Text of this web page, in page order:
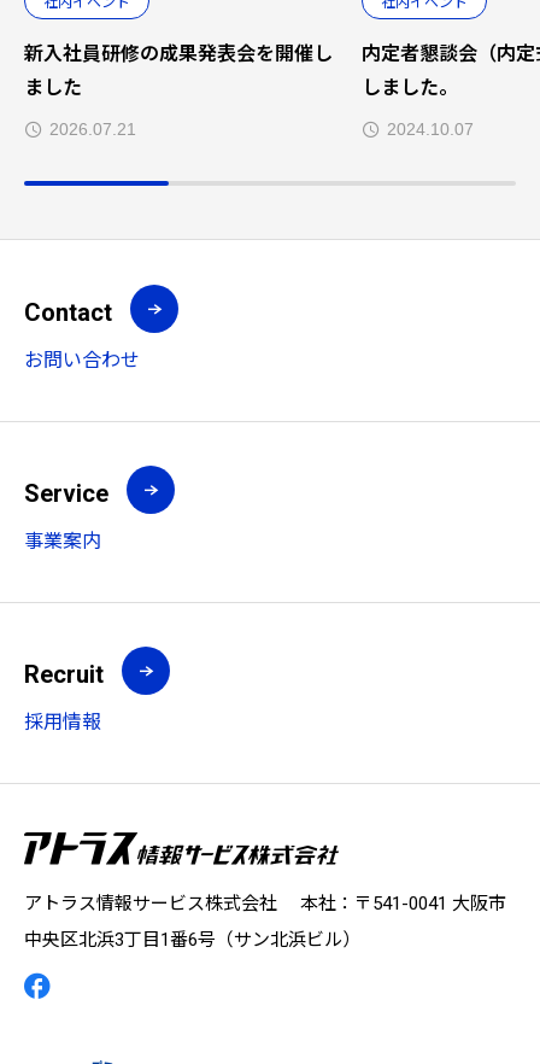
新入社員研修の成果発表会を開催し
ました
2026.07.21
内定者懇談会（内
しました。
2024.10.07
Contact
お問い合わせ
Service
事業案内
Recruit
採用情報
アトラス情報サービス株式会社 本社：〒541-0041 大阪市
中央区北浜3丁目1番6号（サン北浜ビル）